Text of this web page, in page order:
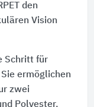
den
Vision
Schritt für
ermöglichen
zwei
Polyester.